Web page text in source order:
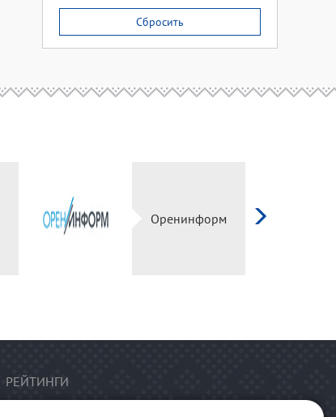
Сбросить
Оренинформ
РЕЙТИНГИ